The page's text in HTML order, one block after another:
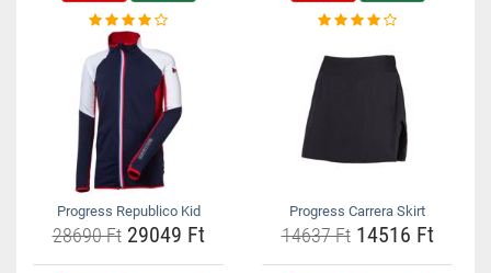
Progress Republico Kid
28690 Ft29049 Ft
Progress Carrera Skirt
14637 Ft14516 Ft